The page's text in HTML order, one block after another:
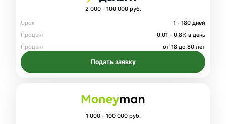
2 000 - 100 000 руб.
Срок
1 - 180 дней
Процент
0.01 - 0.8% в день
Процент
от 18 до 80 лет
Подать заявку
1 000 - 100 000 руб.